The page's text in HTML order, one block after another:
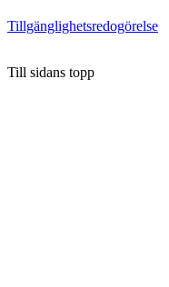
Tillgänglighetsredogörelse
Till sidans topp